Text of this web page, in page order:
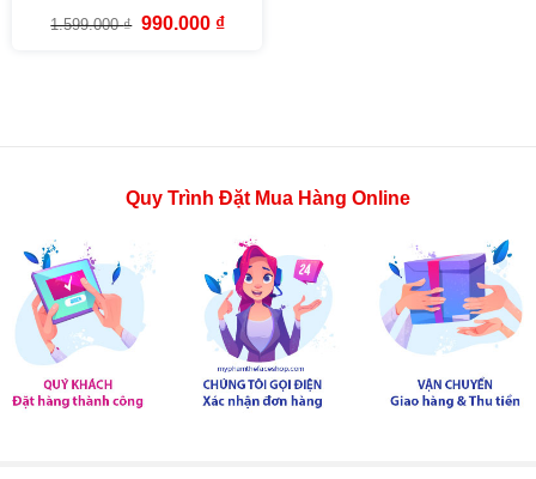
1.599.000₫ Giá
990.000 ₫Giá
Quy Trình Đặt Mua Hàng Online